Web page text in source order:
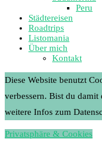
Peru
Städtereisen
Roadtrips
Listomania
Über mich
Kontakt
Diese Website benutzt
verbessern. Bist du damit
weitere Infos zum
Privatsphäre & Cookies